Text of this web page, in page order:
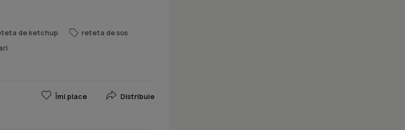
de ketchup
reteta de sos
Îmi place Distribuie